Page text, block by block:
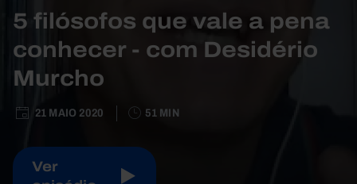
5 filósofos que vale a pena
conhecer - com Desidério
Murcho
21 MAIO 2020 51 MIN
Ver